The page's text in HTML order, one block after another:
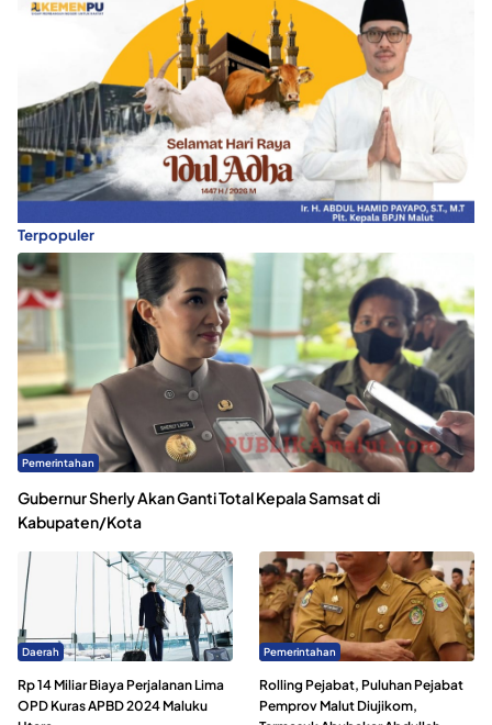
Terpopuler
Pemerintahan
Gubernur Sherly Akan Ganti Total Kepala Samsat di
Kabupaten/Kota
Daerah
Rp 14 Miliar Biaya Perjalanan Lima
OPD Kuras APBD 2024 Maluku
Pemerintahan
Rolling Pejabat, Puluhan Pejabat
Pemprov Malut Diujikom,